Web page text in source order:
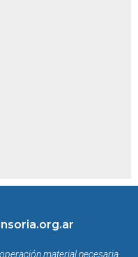
material necesaria